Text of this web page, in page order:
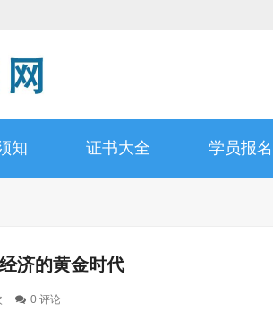
知 证书大全 学员报名
济的黄金时代
0 评论